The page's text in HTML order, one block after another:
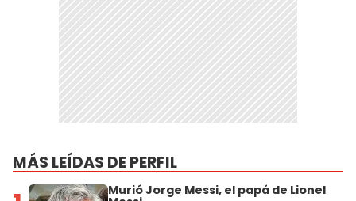
MÁS LEÍDAS DE PERFIL
Murió Jorge Messi, el papá de Lionel